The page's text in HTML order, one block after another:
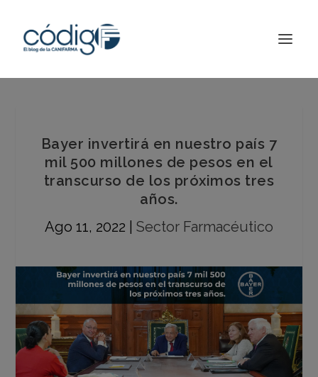
Bayer invertirá en nuestro país 7
mil 500 millones de pesos en el
transcurso de los próximos tres
años.
Ago 11, 2022
Sector Farmacéutico